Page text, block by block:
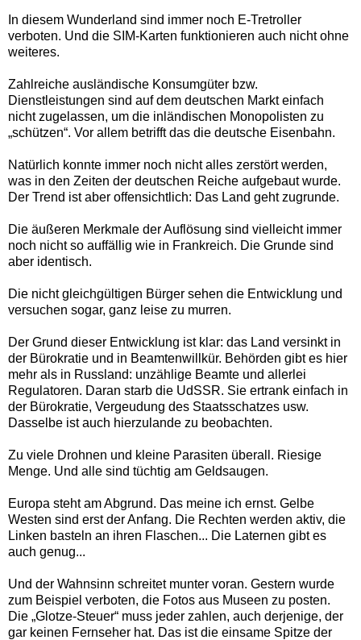
In diesem Wunderland sind immer noch E-Tretroller
verboten. Und die SIM-Karten funktionieren auch nicht ohne
weiteres.
Zahlreiche ausländische Konsumgüter bzw.
Dienstleistungen sind auf dem deutschen Markt einfach
nicht zugelassen, um die inländischen Monopolisten zu
„schützen“. Vor allem betrifft das die deutsche Eisenbahn.
Natürlich konnte immer noch nicht alles zerstört werden,
was in den Zeiten der deutschen Reiche aufgebaut wurde.
Der Trend ist aber offensichtlich: Das Land geht zugrunde.
Die äußeren Merkmale der Auflösung sind vielleicht immer
noch nicht so auffällig wie in Frankreich. Die Grunde sind
aber identisch.
Die nicht gleichgültigen Bürger sehen die Entwicklung und
versuchen sogar, ganz leise zu murren.
Der Grund dieser Entwicklung ist klar: das Land versinkt in
der Bürokratie und in Beamtenwillkür. Behörden gibt es hier
mehr als in Russland: unzählige Beamte und allerlei
Regulatoren. Daran starb die UdSSR. Sie ertrank einfach in
der Bürokratie, Vergeudung des Staatsschatzes usw.
Dasselbe ist auch hierzulande zu beobachten.
Zu viele Drohnen und kleine Parasiten überall. Riesige
Menge. Und alle sind tüchtig am Geldsaugen.
Europa steht am Abgrund. Das meine ich ernst. Gelbe
Westen sind erst der Anfang. Die Rechten werden aktiv, die
Linken basteln an ihren Flaschen... Die Laternen gibt es
auch genug...
Und der Wahnsinn schreitet munter voran. Gestern wurde
zum Beispiel verboten, die Fotos aus Museen zu posten.
Die „Glotze-Steuer“ muss jeder zahlen, auch derjenige, der
gar keinen Fernseher hat. Das ist die einsame Spitze der